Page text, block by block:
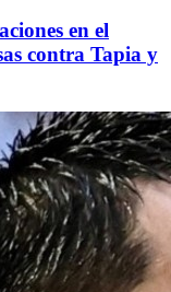
en el
contra Tapia y